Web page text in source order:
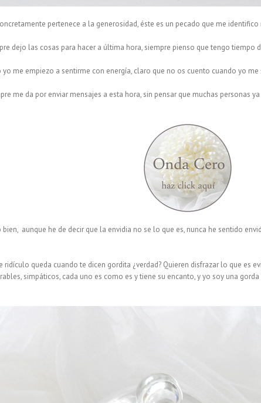
pertenece a la generosidad, éste es un pecado que me
dejo las cosas para hacer a última hora, siempre pienso que tengo
yo me empiezo a sentirme con energía, claro que no os cuento cuando yo
me da por enviar mensajes a esta hora, sin pensar que muchas personas
aunque he de decir que la envidia no se lo que es, nunca he sentido
ridículo queda cuando te dicen gordita ¿verdad? Quieren disfrazar lo que es
simpáticos, cada uno es como es y tiene su encanto, y yo soy una